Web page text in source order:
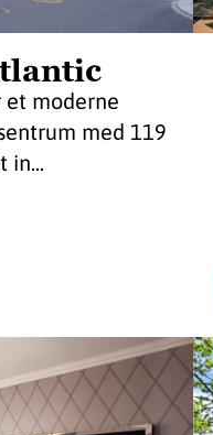
moderne
med 119
in...